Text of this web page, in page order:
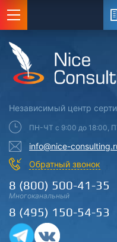
Независимый центр
ПН-ЧТ с 9:00 до 18:00,
info@nice-
Обратный звонок
8 (800) 500-41-35
Многоканальный
8 (495) 150-54-53